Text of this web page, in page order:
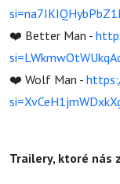
❤️ Better Man -
❤️ Wolf Man -
Trailery, ktoré nás